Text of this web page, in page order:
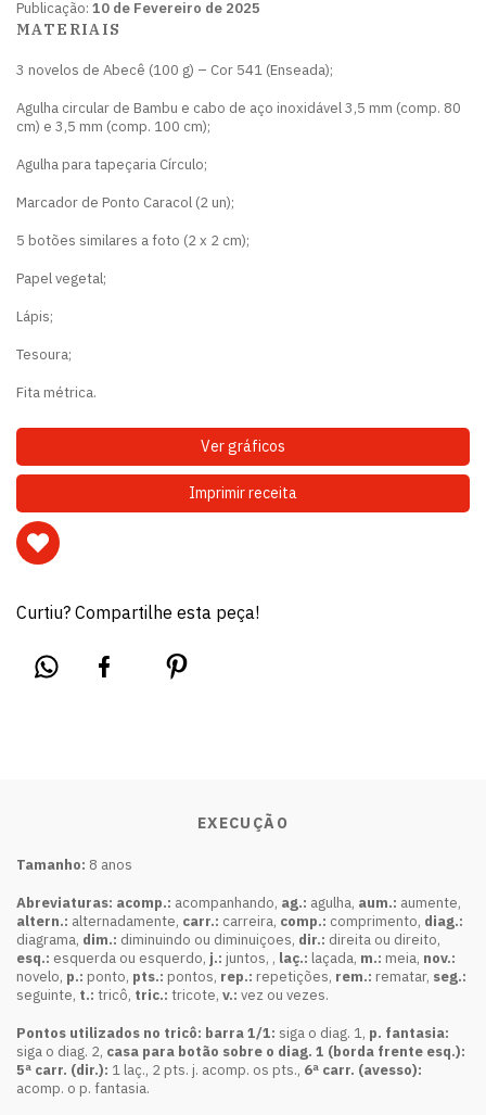
Publicação: 10 de Fevereiro de 2025
MATERIAIS
3 novelos de Abecê (100 g) – Cor 541 (Enseada);
Agulha circular de Bambu e cabo de aço inoxidável 3,5 mm (comp. 80
cm) e 3,5 mm (comp. 100 cm);
Agulha para tapeçaria Círculo;
Marcador de Ponto Caracol (2 un);
5 botões similares a foto (2 x 2 cm);
Papel vegetal;
Lápis;
Tesoura;
Fita métrica.
Ver gráficos
Imprimir receita
Curtiu? Compartilhe esta peça!
EXECUÇÃO
Tamanho: 8 anos
Abreviaturas: acomp.: acompanhando, ag.: agulha, aum.: aumente,
altern.: alternadamente, carr.: carreira, comp.: comprimento, diag.:
diagrama, dim.: diminuindo ou diminuiçoes, dir.: direita ou direito,
esq.: esquerda ou esquerdo, j.: juntos, , laç.: laçada, m.: meia, nov.:
novelo, p.: ponto, pts.: pontos, rep.: repetições, rem.: rematar, seg.:
seguinte, t.: tricô, tric.: tricote, v.: vez ou vezes.
Pontos utilizados no tricô: barra 1/1: siga o diag. 1, p. fantasia:
siga o diag. 2, casa para botão sobre o diag. 1 (borda frente esq.):
5ª carr. (dir.): 1 laç., 2 pts. j. acomp. os pts., 6ª carr. (avesso):
acomp. o p. fantasia.